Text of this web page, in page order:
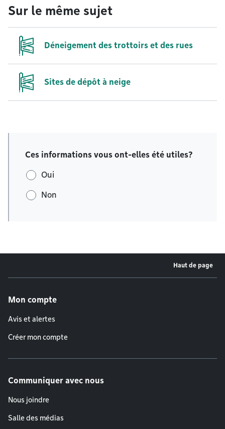
Sur le même sujet
Déneigement des trottoirs et des rues
Sites de dépôt à neige
Ces informations vous ont-elles été utiles?
Oui
Non
Haut de page
Mon compte
Avis et alertes
Créer mon compte
Communiquer avec nous
Nous joindre
Salle des médias